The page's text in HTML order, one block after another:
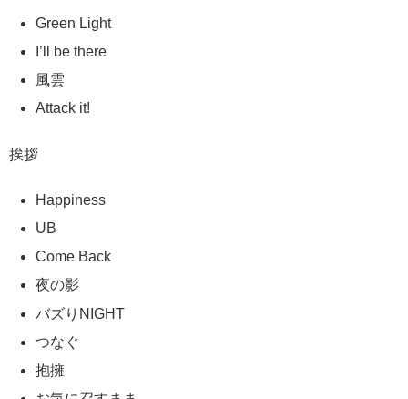
Green Light
I’ll be there
風雲
Attack it!
挨拶
Happiness
UB
Come Back
夜の影
バズりNIGHT
つなぐ
抱擁